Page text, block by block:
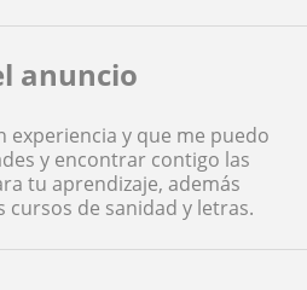
anuncio
y que me puedo
y encontrar contigo las
tu aprendizaje, además
de sanidad y letras.